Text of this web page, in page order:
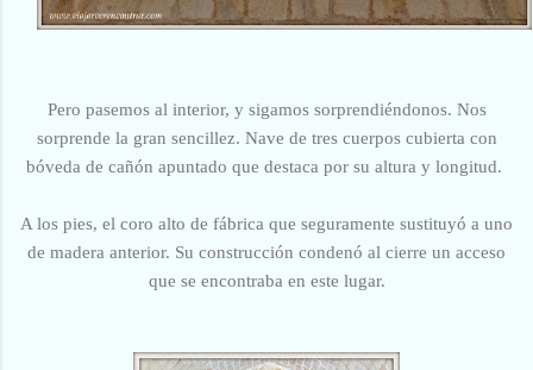
Pero pasemos al interior, y sigamos sorprendiéndonos. Nos
sorprende la gran sencillez. Nave de tres cuerpos cubierta con
bóveda de cañón apuntado que destaca por su altura y longitud.
A los pies, el coro alto de fábrica que seguramente sustituyó a uno
de madera anterior. Su construcción condenó al cierre un acceso
que se encontraba en este lugar.